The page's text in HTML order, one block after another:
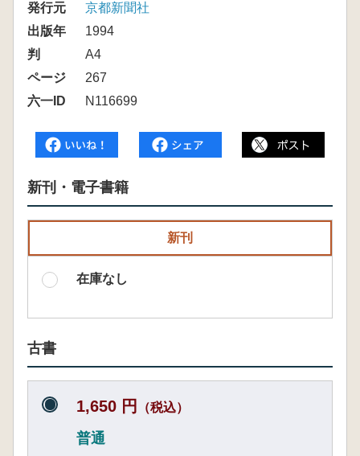
発行元
京都新聞社
出版年
1994
判
A4
ページ
267
六一ID
N116699
新刊・電子書籍
新刊
在庫なし
古書
1,650 円 （税込）
普通